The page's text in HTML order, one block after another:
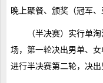
晚上聚餐、颁奖（冠军
（半决赛）实行单
场，第一轮决出男单、女
进行半决赛第二轮，决出